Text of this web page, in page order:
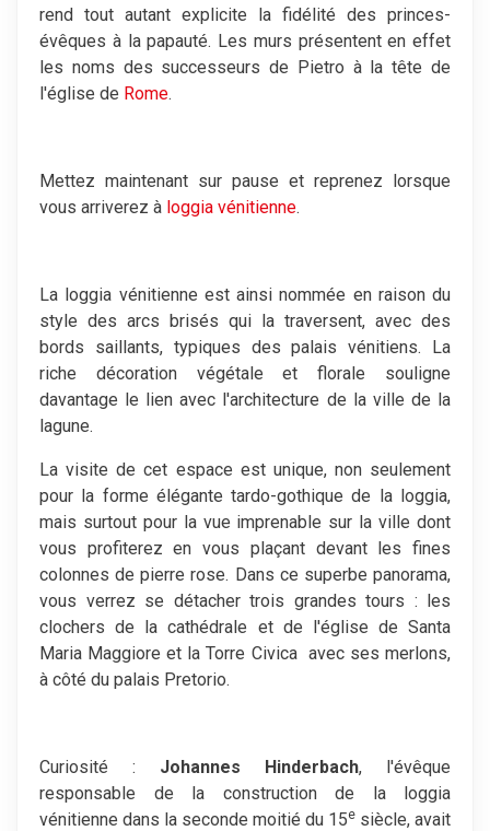
rend tout autant explicite la fidélité des princes-
évêques à la papauté. Les murs présentent en effet
les noms des successeurs de Pietro à la tête de
l'église de Rome.
Mettez maintenant sur pause et reprenez lorsque
vous arriverez à loggia vénitienne.
La loggia vénitienne est ainsi nommée en raison du
style des arcs brisés qui la traversent, avec des
bords saillants, typiques des palais vénitiens. La
riche décoration végétale et florale souligne
davantage le lien avec l'architecture de la ville de la
lagune.
La visite de cet espace est unique, non seulement
pour la forme élégante tardo-gothique de la loggia,
mais surtout pour la vue imprenable sur la ville dont
vous profiterez en vous plaçant devant les fines
colonnes de pierre rose. Dans ce superbe panorama,
vous verrez se détacher trois grandes tours : les
clochers de la cathédrale et de l'église de Santa
Maria Maggiore et la Torre Civica avec ses merlons,
à côté du palais Pretorio.
Curiosité : Johannes Hinderbach, l'évêque
responsable de la construction de la loggia
vénitienne dans la seconde moitié du 15e siècle, avait